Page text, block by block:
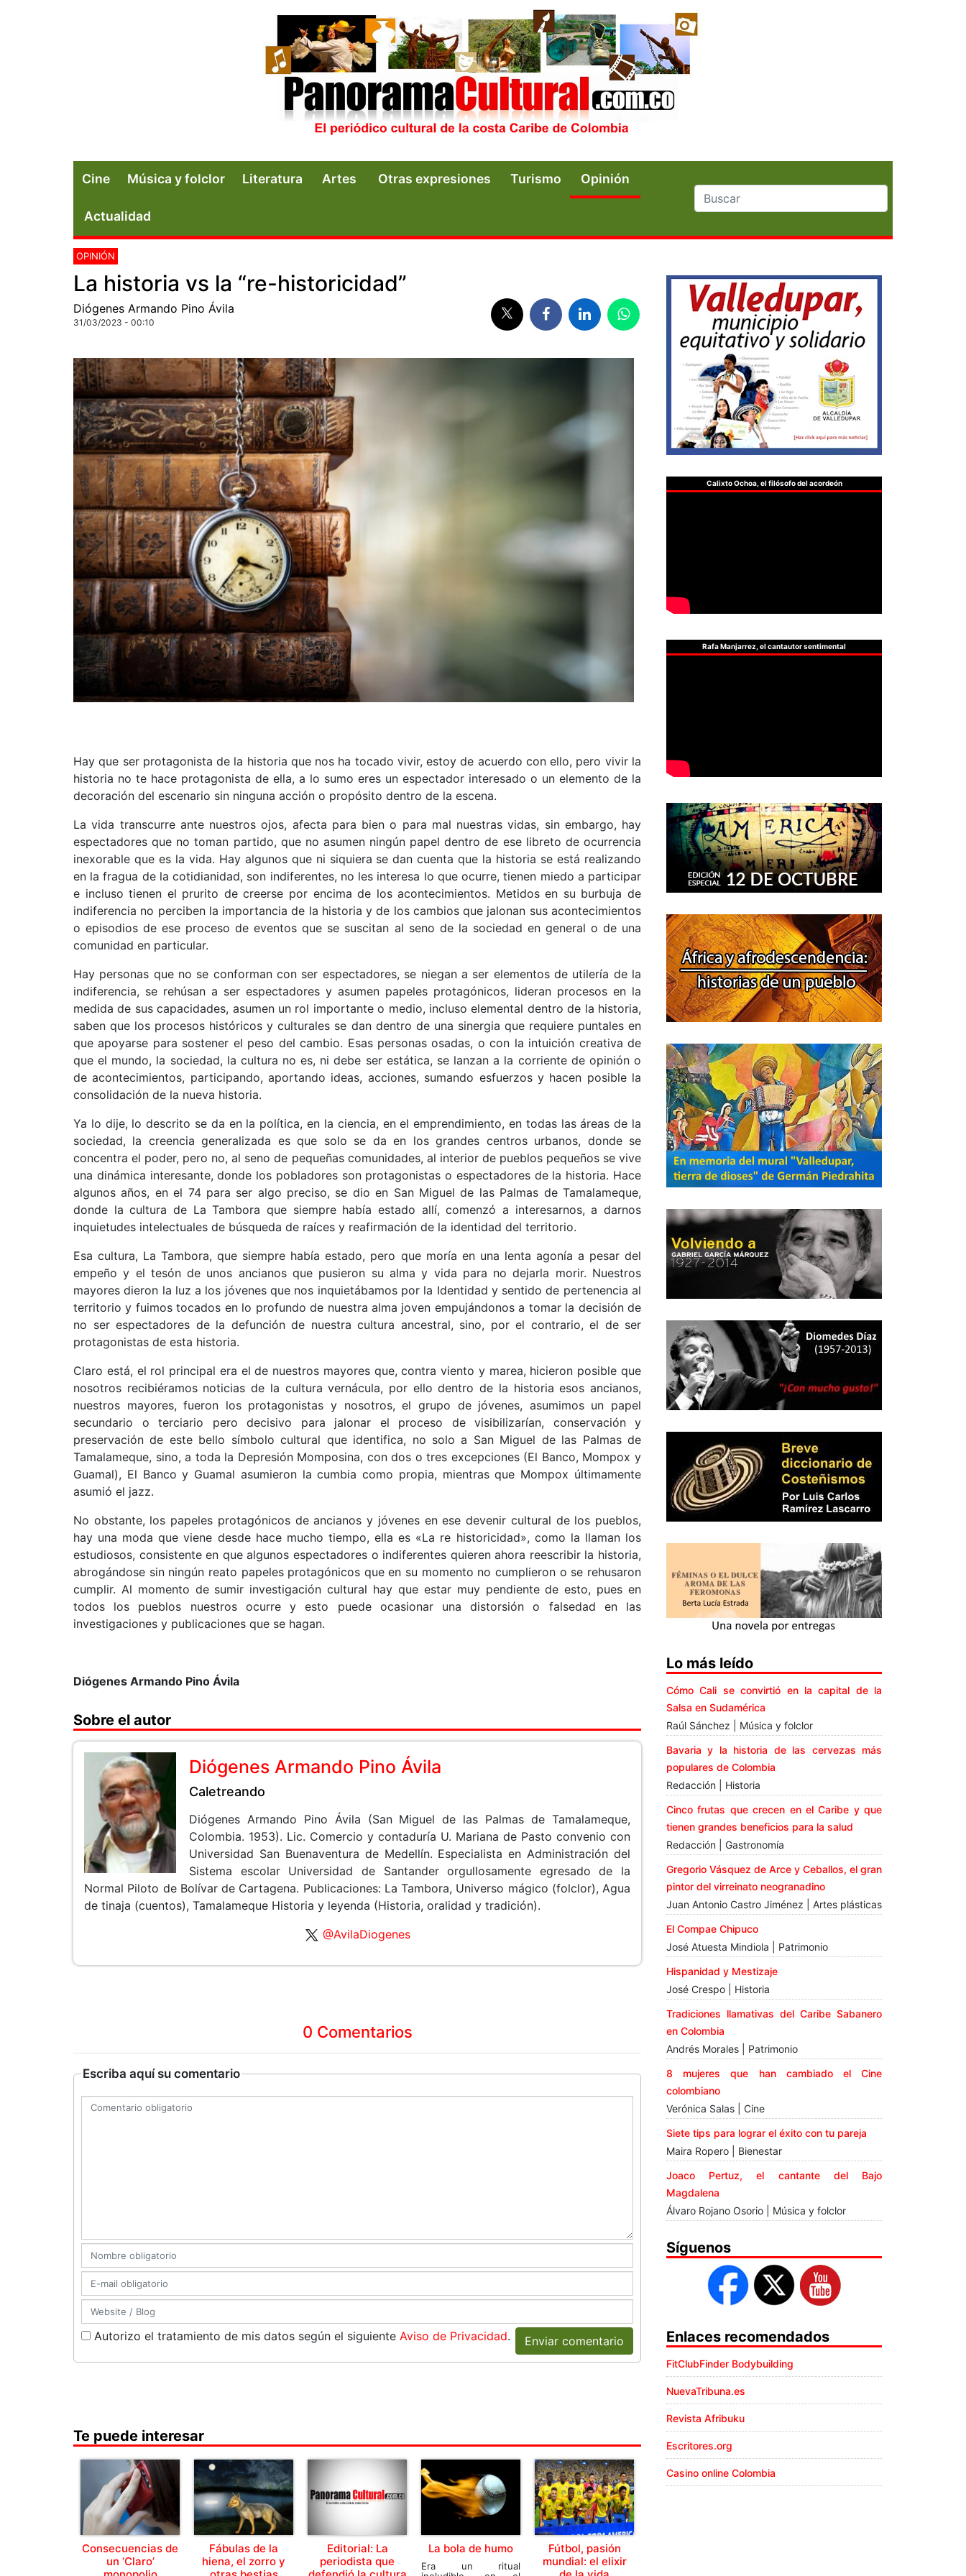
Cine Música y folclor Literatura Artes Otras expresiones Turismo Opinión
Actualidad
OPINIÓN
La historia vs la “re-historicidad”
Diógenes Armando Pino Ávila
31/03/2023 - 00:10
Hay que ser protagonista de la historia que nos ha tocado vivir, estoy de acuerdo con ello, pero vivir la
historia no te hace protagonista de ella, a lo sumo eres un espectador interesado o un elemento de la
decoración del escenario sin ninguna acción o propósito dentro de la escena.
La vida transcurre ante nuestros ojos, afecta para bien o para mal nuestras vidas, sin embargo, hay
espectadores que no toman partido, que no asumen ningún papel dentro de ese libreto de ocurrencia
inexorable que es la vida. Hay algunos que ni siquiera se dan cuenta que la historia se está realizando
en la fragua de la cotidianidad, son indiferentes, no les interesa lo que ocurre, tienen miedo a participar
e incluso tienen el prurito de creerse por encima de los acontecimientos. Metidos en su burbuja de
indiferencia no perciben la importancia de la historia y de los cambios que jalonan sus acontecimientos
o episodios de ese proceso de eventos que se suscitan al seno de la sociedad en general o de una
comunidad en particular.
Hay personas que no se conforman con ser espectadores, se niegan a ser elementos de utilería de la
indiferencia, se rehúsan a ser espectadores y asumen papeles protagónicos, lideran procesos en la
medida de sus capacidades, asumen un rol importante o medio, incluso elemental dentro de la historia,
saben que los procesos históricos y culturales se dan dentro de una sinergia que requiere puntales en
que apoyarse para sostener el peso del cambio. Esas personas osadas, o con la intuición creativa de
que el mundo, la sociedad, la cultura no es, ni debe ser estática, se lanzan a la corriente de opinión o
de acontecimientos, participando, aportando ideas, acciones, sumando esfuerzos y hacen posible la
consolidación de la nueva historia.
Ya lo dije, lo descrito se da en la política, en la ciencia, en el emprendimiento, en todas las áreas de la
sociedad, la creencia generalizada es que solo se da en los grandes centros urbanos, donde se
concentra el poder, pero no, al seno de pequeñas comunidades, al interior de pueblos pequeños se vive
una dinámica interesante, donde los pobladores son protagonistas o espectadores de la historia. Hace
algunos años, en el 74 para ser algo preciso, se dio en San Miguel de las Palmas de Tamalameque,
donde la cultura de La Tambora que siempre había estado allí, comenzó a interesarnos, a darnos
inquietudes intelectuales de búsqueda de raíces y reafirmación de la identidad del territorio.
Esa cultura, La Tambora, que siempre había estado, pero que moría en una lenta agonía a pesar del
empeño y el tesón de unos ancianos que pusieron su alma y vida para no dejarla morir. Nuestros
mayores dieron la luz a los jóvenes que nos inquietábamos por la Identidad y sentido de pertenencia al
territorio y fuimos tocados en lo profundo de nuestra alma joven empujándonos a tomar la decisión de
no ser espectadores de la defunción de nuestra cultura ancestral, sino, por el contrario, el de ser
protagonistas de esta historia.
Claro está, el rol principal era el de nuestros mayores que, contra viento y marea, hicieron posible que
nosotros recibiéramos noticias de la cultura vernácula, por ello dentro de la historia esos ancianos,
nuestros mayores, fueron los protagonistas y nosotros, el grupo de jóvenes, asumimos un papel
secundario o terciario pero decisivo para jalonar el proceso de visibilizarían, conservación y
preservación de este bello símbolo cultural que identifica, no solo a San Miguel de las Palmas de
Tamalameque, sino, a toda la Depresión Momposina, con dos o tres excepciones (El Banco, Mompox y
Guamal), El Banco y Guamal asumieron la cumbia como propia, mientras que Mompox últimamente
asumió el jazz.
No obstante, los papeles protagónicos de ancianos y jóvenes en ese devenir cultural de los pueblos,
hay una moda que viene desde hace mucho tiempo, ella es «La re historicidad», como la llaman los
estudiosos, consistente en que algunos espectadores o indiferentes quieren ahora reescribir la historia,
abrogándose sin ningún reato papeles protagónicos que en su momento no cumplieron o se rehusaron
cumplir. Al momento de sumir investigación cultural hay que estar muy pendiente de esto, pues en
todos los pueblos nuestros ocurre y esto puede ocasionar una distorsión o falsedad en las
investigaciones y publicaciones que se hagan.
Diógenes Armando Pino Ávila
Sobre el autor
Diógenes Armando Pino Ávila
Caletreando
Diógenes Armando Pino Ávila (San Miguel de las Palmas de Tamalameque,
Colombia. 1953). Lic. Comercio y contaduría U. Mariana de Pasto convenio con
Universidad San Buenaventura de Medellín. Especialista en Administración del
Sistema escolar Universidad de Santander orgullosamente egresado de la
Normal Piloto de Bolívar de Cartagena. Publicaciones: La Tambora, Universo mágico (folclor), Agua
de tinaja (cuentos), Tamalameque Historia y leyenda (Historia, oralidad y tradición).
@AvilaDiogenes
0 Comentarios
Escriba aquí su comentario
Autorizo el tratamiento de mis datos según el siguiente Aviso de Privacidad. Enviar comentario
Te puede interesar
Consecuencias de
un ‘Claro’
Fábulas de la
hiena, el zorro y
Editorial: La
periodista que
La bola de humo
Era un ritual
Fútbol, pasión
mundial: el elixir
Calixto Ochoa, el filósofo del acordeón
Rafa Manjarrez, el cantautor sentimental
Lo más leído
Cómo Cali se convirtió en la capital de la
Salsa en Sudamérica
Raúl Sánchez | Música y folclor
Bavaria y la historia de las cervezas más
populares de Colombia
Redacción | Historia
Cinco frutas que crecen en el Caribe y que
tienen grandes beneficios para la salud
Redacción | Gastronomía
Gregorio Vásquez de Arce y Ceballos, el gran
pintor del virreinato neogranadino
Juan Antonio Castro Jiménez | Artes plásticas
El Compae Chipuco
José Atuesta Mindiola | Patrimonio
Hispanidad y Mestizaje
José Crespo | Historia
Tradiciones llamativas del Caribe Sabanero
en Colombia
Andrés Morales | Patrimonio
8 mujeres que han cambiado el Cine
colombiano
Verónica Salas | Cine
Siete tips para lograr el éxito con tu pareja
Maira Ropero | Bienestar
Joaco Pertuz, el cantante del Bajo
Magdalena
Álvaro Rojano Osorio | Música y folclor
Síguenos
Enlaces recomendados
FitClubFinder Bodybuilding
NuevaTribuna.es
Revista Afribuku
Escritores.org
Casino online Colombia